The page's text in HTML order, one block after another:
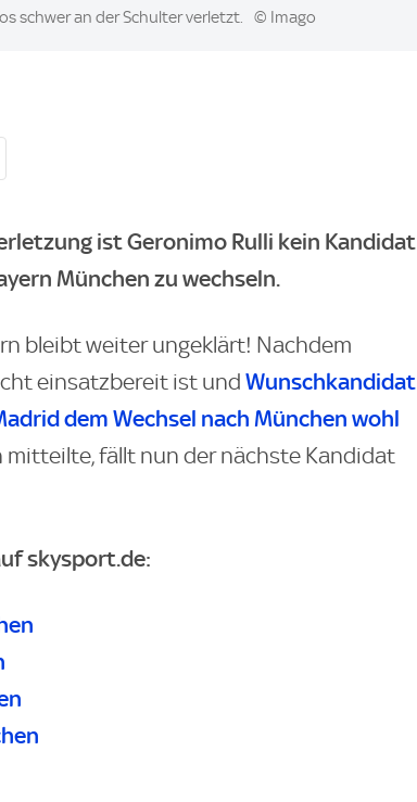
schwer an der Schulter verletzt. © Imago
ist Geronimo Rulli kein Kandidat
München zu wechseln.
bleibt weiter ungeklärt! Nachdem
einsatzbereit ist und Wunschkandidat
dem Wechsel nach München wohl
mitteilte, fällt nun der nächste Kandidat
skysport.de: